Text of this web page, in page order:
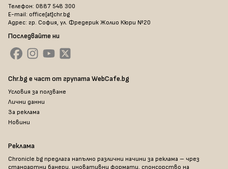
Телефон: 0887 548 300
E-mail: office[at]chr.bg
Адрес: гр. София, ул. Фредерик Жолио Кюри №20
Последвайте ни
Chr.bg е част от групата WebCafe.bg
Условия за ползване
Лични данни
За реклама
Новини
Реклама
Chronicle.bg предлага напълно различни начини за реклама – чрез
стандартни банери, иновативни формати, спонсорство на